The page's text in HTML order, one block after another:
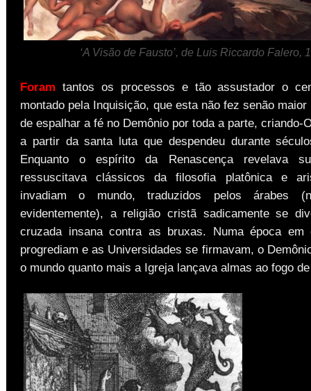
‘A Visão de Fausto’, de Luis Riccardo Falero,
Foram tantos os processos e tão assustador o
montado pela Inquisição, que esta não fez senão
de espalhar a fé no Demônio por toda a parte, criando-
a partir da santa luta que despendeu durante
Enquanto o espírito da Renascença revelava
ressuscitava clássicos da filosofia platônica e
invadiam o mundo, traduzidos pelos árabes
evidentemente), a religião cristã sadicamente se
cruzada insana contra as bruxas. Numa época em
progrediam e as Universidades se firmavam, o
o mundo quanto mais a Igreja lançava almas ao fogo